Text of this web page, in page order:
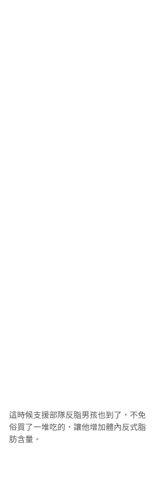
這時候支援部隊反脂男孩也到了，不免
俗買了一堆吃的，讓他增加體內反式脂
肪含量。